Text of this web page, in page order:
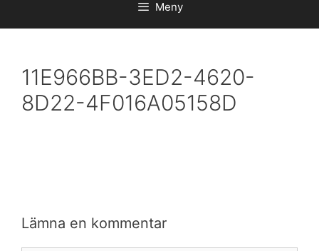
Meny
11E966BB-3ED2-4620-
8D22-4F016A05158D
Lämna en kommentar